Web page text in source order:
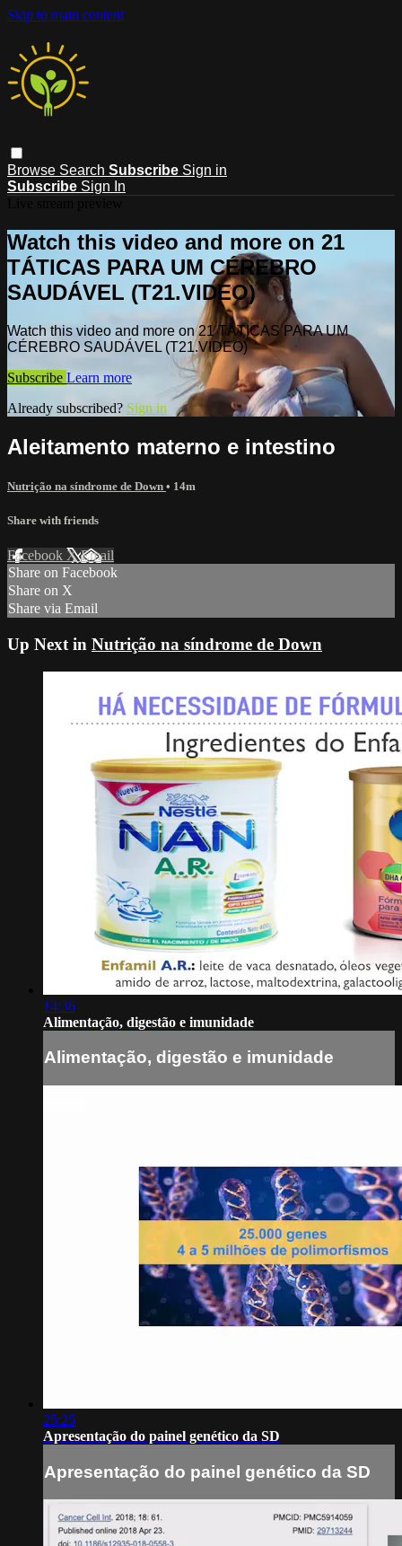
Skip to main content
Browse Search Subscribe Sign in
Subscribe Sign In
Watch this video and more on 21
TÁTICAS PARA UM CÉREBRO
SAUDÁVEL (T21.VIDEO)
Watch this video and more on 21 TÁTICAS PARA UM
CÉREBRO SAUDÁVEL (T21.VIDEO)
Subscribe Learn more
Already subscribed? Sign in
Aleitamento materno e intestino
Nutrição na síndrome de Down • 14m
Share with friends
Facebook XEmail
Share on Facebook
Share on X
Share via Email
Up Next in Nutrição na síndrome de Down
14:36
Alimentação, digestão e imunidade
Alimentação, digestão e imunidade
25:25
Apresentação do painel genético da SD
Apresentação do painel genético da SD